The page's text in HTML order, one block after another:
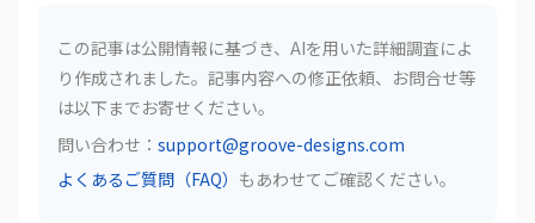
この記事は公開情報に基づき、AIを用いた詳細調査によ
り作成されました。記事内容への修正依頼、お問合せ等
は以下までお寄せください。
問い合わせ： support@groove-designs.com
よくあるご質問（FAQ） もあわせてご確認ください。